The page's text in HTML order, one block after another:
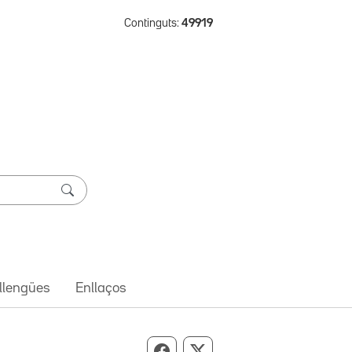
Continguts: 49919
Enllaços